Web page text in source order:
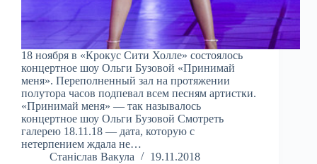
18 ноября в «Крокус Сити Холле» состоялось
концертное шоу Ольги Бузовой «Принимай
меня». Переполненный зал на протяжении
полутора часов подпевал всем песням артистки.
«Принимай меня» — так называлось
концертное шоу Ольги Бузовой Смотреть
галерею 18.11.18 — дата, которую с
нетерпением ждала не…
Станіслав Вакула
19.11.2018